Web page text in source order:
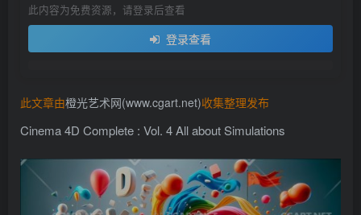
此内容为免费资源，请登录后查看
登录查看
此文章由橙光艺术网(www.cgart.net)收集整理发布
Cinema 4D Complete : Vol. 4 All about Simulations
没有账号？立即注册
登录密码
记住登录 找回密码
登录